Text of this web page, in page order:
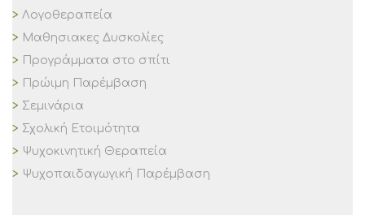
Λογοθεραπεία
Μαθησιακες Δυσκολίες
Προγράμματα στο σπίτι
Πρώιμη Παρέμβαση
Σεμινάρια
Σχολική Ετοιμότητα
Ψυχοκινητική Θεραπεία
Ψυχοπαιδαγωγική Παρέμβαση